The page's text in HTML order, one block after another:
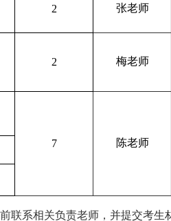
2 张老师
2 梅老师
7
陈老师
前联系相关负责老师，并提交考生